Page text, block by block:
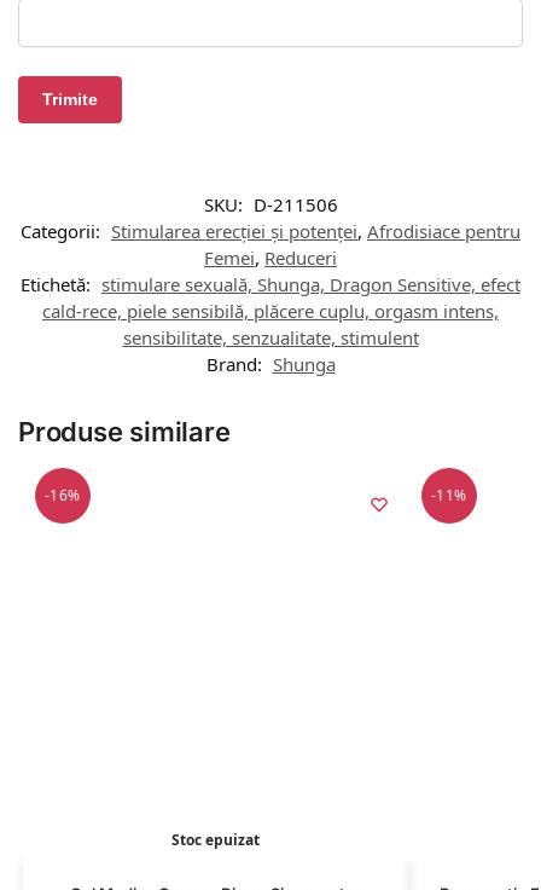
SKU: D-211506
Categorii: Stimularea erecției și potenței, Afrodisiace pentru
Femei, Reduceri
Etichetă: stimulare sexuală, Shunga, Dragon Sensitive, efect
cald-rece, piele sensibilă, plăcere cuplu, orgasm intens,
sensibilitate, senzualitate, stimulent
Brand: Shunga
Produse similare
-16%
Stoc epuizat
-11%